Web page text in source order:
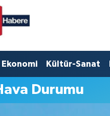
Ekonomi Kültür-Sanat
Durumu